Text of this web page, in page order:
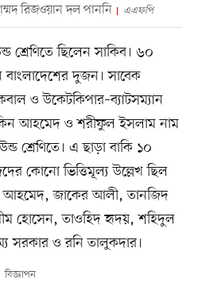
রিজওয়ান দল পাননি এএফপি
শ্রেণিতে ছিলেন সাকিব। ৬০
বাংলাদেশের দুজন। সাবেক
ও উকেটকিপার–ব্যাটসম্যান
আহমেদ ও শরীফুল ইসলাম নাম
শ্রেণিতে। এ ছাড়া বাকি ১০
কোনো ভিত্তিমূল্য উল্লেখ ছিল
আহমেদ, জাকের আলী, তানজিদ
হোসেন, তাওহিদ হৃদয়, শহিদুল
সরকার ও রনি তালুকদার।